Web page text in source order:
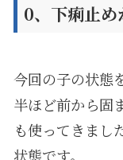
0、下痢止
今回の子の状態
半ほど前から固
も使ってきまし
状態です。